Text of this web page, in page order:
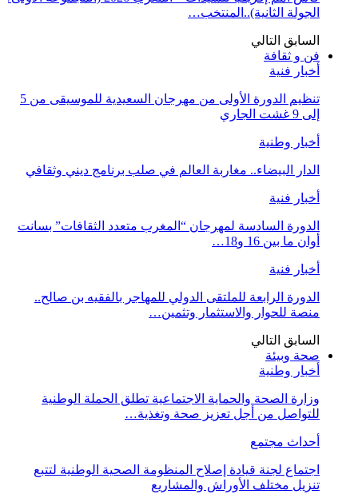
الجولة الثانية)..المنتخب…
السابق التالي
فن و ثقافة
أخبار فنية
تنظيم الدورة الأولى من مهرجان السعيدية للموسيقى من 5
إلى 9 غشت الجاري
أخبار وطنية
الدار البيضاء.. مغاربة العالم في صلب برنامج ديني وثقافي
أخبار فنية
الدورة السادسة لمهرجان “المغرب متعدد الثقافات” بسانت
أوان ما بين 16 و18…
أخبار فنية
الدورة الرابعة للملتقى الدولي للمهاجر بالفقيه بن صالح..
منصة للحوار والاستثمار وتثمين…
السابق التالي
صحة وبيئة
أخبار وطنية
وزارة الصحة والحماية الاجتماعية تطلق الحملة الوطنية
للتواصل من أجل تعزيز صحة وتغذية…
أحداث مجتمع
اجتماع لجنة قيادة إصلاح المنظومة الصحية الوطنية لتتبع
تنزيل مختلف الأوراش والمشاريع